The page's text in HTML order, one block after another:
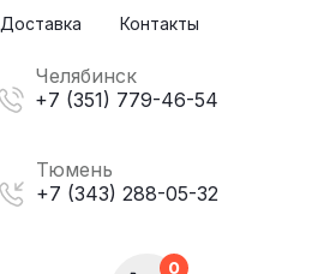
Доставка Контакты
Челябинск
+7 (351) 779-46-54
Тюмень
+7 (343) 288-05-32